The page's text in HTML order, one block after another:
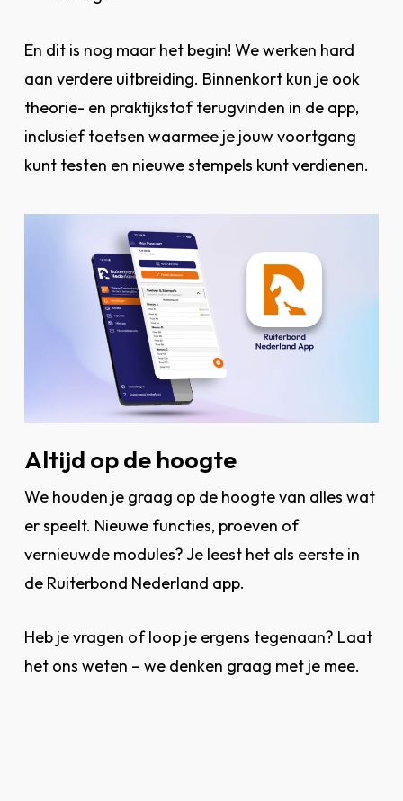
En dit is nog maar het begin! We werken hard
aan verdere uitbreiding. Binnenkort kun je ook
theorie- en praktijkstof terugvinden in de app,
inclusief toetsen waarmee je jouw voortgang
kunt testen en nieuwe stempels kunt verdienen.
Altijd op de hoogte
We houden je graag op de hoogte van alles wat
er speelt. Nieuwe functies, proeven of
vernieuwde modules? Je leest het als eerste in
de Ruiterbond Nederland app.
Heb je vragen of loop je ergens tegenaan? Laat
het ons weten – we denken graag met je mee.